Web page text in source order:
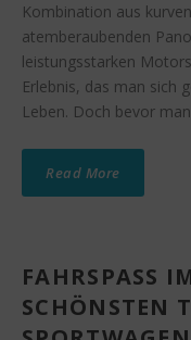
Kombination aus
atemberaubenden
leistungsstarken
Erlebnis, das man sich
Leben. Doch bevor
Read More
FAHRSPASS
CHÖNSTEN